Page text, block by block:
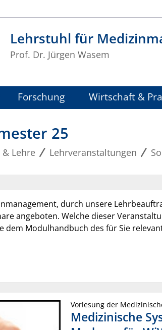
Lehrstuhl für
Prof. Dr. Jürgen Wasem
Forschung Wirtschaft &
25
Lehre Lehrveranstaltungen
durch unsere
angeboten. Welche dieser
dem Modulhandbuch des für Sie
Vorlesung der
Medizinische